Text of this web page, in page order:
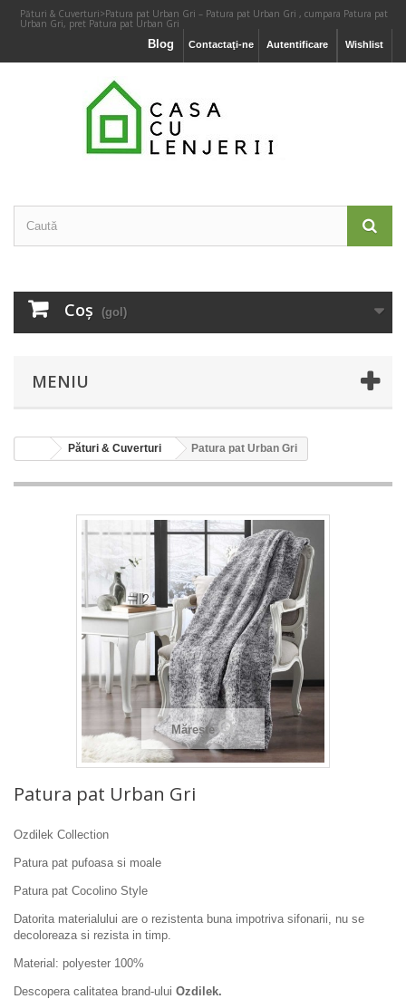
Pături & Cuverturi>Patura pat Urban Gri – Patura pat Urban Gri , cumpara Patura pat
Urban Gri, pret Patura pat Urban Gri
Wishlist
Autentificare
Contactaţi-ne
Blog
Coş (gol)
MENIU
Pături & Cuverturi Patura pat Urban Gri
Mărește
Patura pat Urban Gri
Ozdilek Collection
Patura pat pufoasa si moale
Patura pat Cocolino Style
Datorita materialului are o rezistenta buna impotriva sifonarii, nu se
decoloreaza si rezista in timp.
Material: polyester 100%
Descopera calitatea brand-ului Ozdilek.